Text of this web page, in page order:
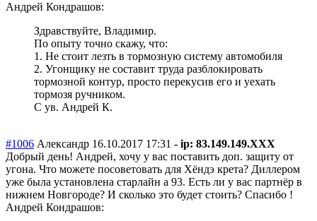
Андрей Кондрашов:
Здравствуйте, Владимир.
По опыту точно скажу, что:
1. Не стоит лезть в тормозную систему автомобиля
2. Угонщику не составит труда разблокировать
тормозной контур, просто перекусив его и уехать
тормозя ручником.
С ув. Андрей К.
#1006 Александр 16.10.2017 17:31 - ip: 83.149.149.XXX
Добрый день! Андрей, хочу у вас поставить доп. защиту от
угона. Что можете посоветовать для Хёндэ крета? Диллером
уже была установлена старлайн а 93. Есть ли у вас партнёр в
нижнем Новгороде? И сколько это будет стоить? Спасибо !
Андрей Кондрашов: